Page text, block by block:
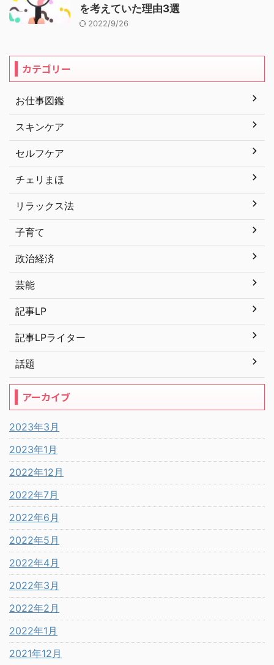
を考えていた理由3選
2022/9/26
カテゴリー
お仕事図鑑
スキンケア
セルフケア
チェリまほ
リラックス法
子育て
政治経済
芸能
記事LP
記事LPライター
話題
アーカイブ
2023年3月
2023年1月
2022年12月
2022年7月
2022年6月
2022年5月
2022年4月
2022年3月
2022年2月
2022年1月
2021年12月